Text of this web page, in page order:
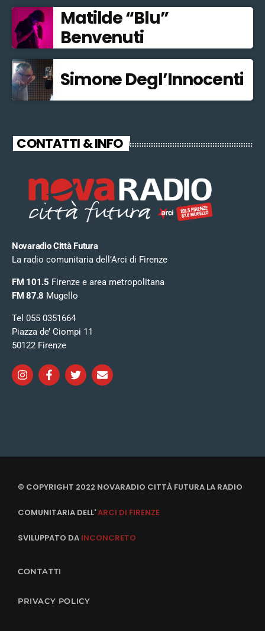
Matilde “Blu”
Benvenuti
Simone Degl’Innocenti
CONTATTI & INFO
Novaradio Città Futura
La radio comunitaria dell’Arci di Firenze
FM 101.5 Firenze e area metropolitana
FM 87.8 Mugello
Tel 055 0351664
Piazza de’ Ciompi 11
50122 Firenze
© COPYRIGHT 2022 NOVARADIO CITTÀ FUTURA LA RADIO
COMUNITARIA DELL'ARCI DI FIRENZE
SVILUPPATO DA INCONCRETO
CONTATTI
PRIVACY POLICY